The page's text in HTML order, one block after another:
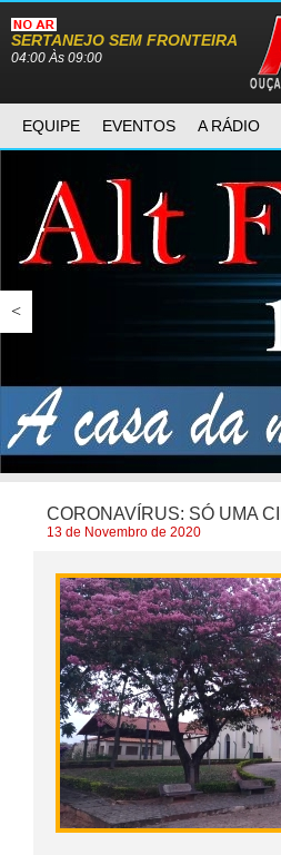
SERTANEJO SEM FRONTEIRA
04:00 Às 09:00
EQUIPE EVENTOS A RÁDIO
<
CORONAVÍRUS: SÓ UMA
13 de Novembro de 2020